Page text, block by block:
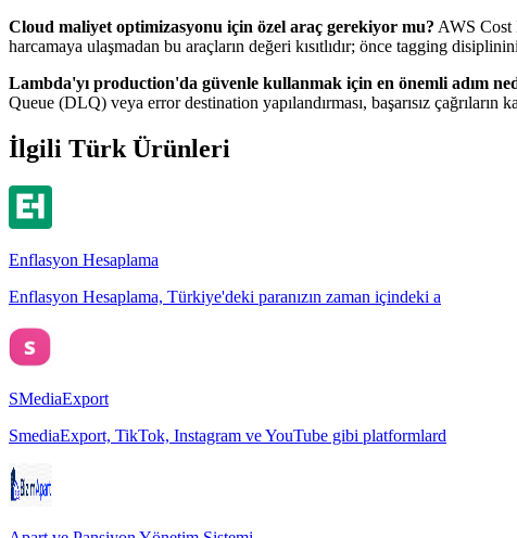
Cloud maliyet optimizasyonu için özel araç gerekiyor mu? AWS Cost
harcamaya ulaşmadan bu araçların değeri kısıtlıdır; önce tagging
Lambda'yı production'da güvenle kullanmak için en önemli adım
Queue (DLQ) veya error destination yapılandırması, başarısız çağrıların
İlgili Türk Ürünleri
Enflasyon Hesaplama
Enflasyon Hesaplama, Türkiye'deki paranızın zaman içindeki a
SMediaExport
SmediaExport, TikTok, Instagram ve YouTube gibi platformlard